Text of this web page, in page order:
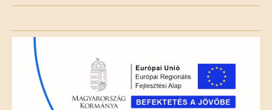
field
empty.